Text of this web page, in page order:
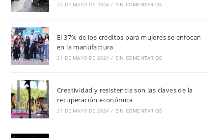
22 DE MAYO DE 2024 / SIN COMENTARIOS
El 37% de los créditos para mujeres se enfocan
en la manufactura
21 DE MAYO DE 2024 / SIN COMENTARIOS
Creatividad y resistencia son las claves de la
recuperación económica
21 DE MAYO DE 2024 / SIN COMENTARIOS